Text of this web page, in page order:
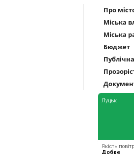
Про
Міська
Міська
Бюджет